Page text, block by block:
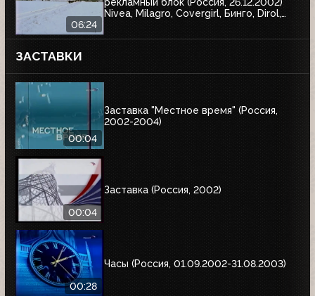
06:24
Nivea, Milagro, Covergirl, Бинго, Dirol,
ЗАСТАВКИ
00:04
Заставка "Местное время" (Россия,
2002-2004)
00:04
Заставка (Россия, 2002)
00:28
Часы (Россия, 01.09.2002-31.08.2003)